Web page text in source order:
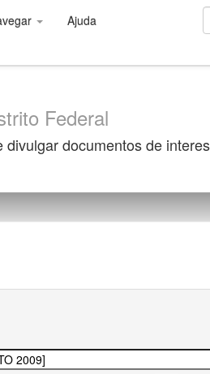
Ajuda
Federal
documentos de